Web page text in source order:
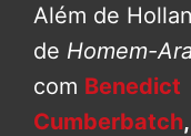
Além de
de Homem-
com Benedict
Cumberbatch,